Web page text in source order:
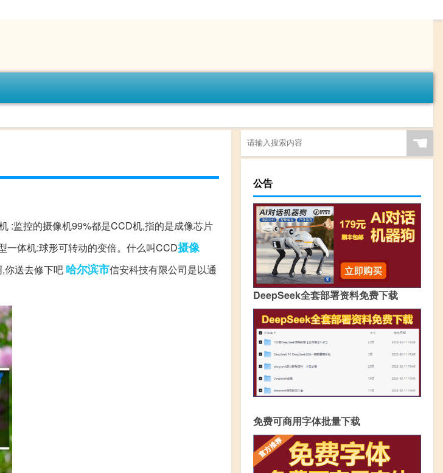
:监控的摄像机99%都是CCD机,指的是成像芯片
一体机:球形可转动的变倍。什么叫CCD摄像
你送去修下吧 哈尔滨市信安科技有限公司是以通
☚
公告
DeepSeek全套部署资料免费下载
免费可商用字体批量下载